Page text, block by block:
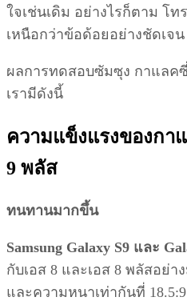
ใจเช่นเดิม อย่างไรก็ตาม โ
เหนือกว่าข้อด้อยอย่างชัดเจน
ผลการทดสอบซัมซุง กาแลค
เรามีดังนี้
ความแข็งแรงของกา
9 พลัส
ทนทานมากขึ้น
Samsung Galaxy S9 และ
กับเอส 8 และเอส 8 พลัสอย่
และความหนาเท่ากันที่